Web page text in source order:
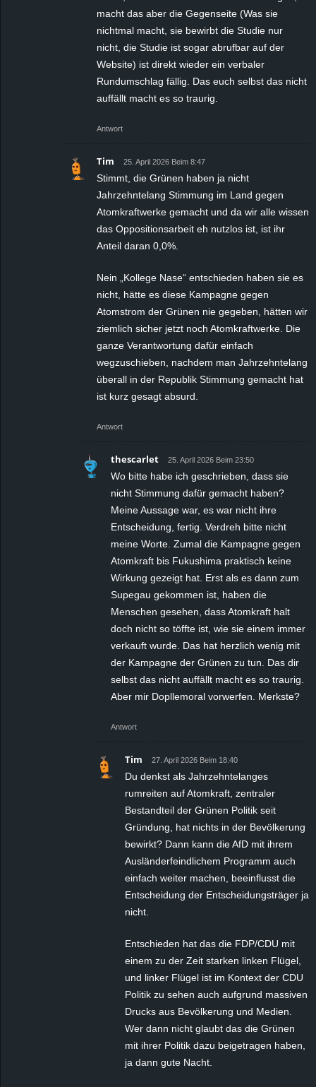
macht das aber die Gegenseite (Was sie
nichtmal macht, sie bewirbt die Studie nur
nicht, die Studie ist sogar abrufbar auf der
Website) ist direkt wieder ein verbaler
Rundumschlag fällig. Das euch selbst das nicht
auffällt macht es so traurig.
Antwort
Tim 25. April 2026 Beim 8:47
Stimmt, die Grünen haben ja nicht
Jahrzehntelang Stimmung im Land gegen
Atomkraftwerke gemacht und da wir alle wissen
das Oppositionsarbeit eh nutzlos ist, ist ihr
Anteil daran 0,0%.
Nein „Kollege Nase“ entschieden haben sie es
nicht, hätte es diese Kampagne gegen
Atomstrom der Grünen nie gegeben, hätten wir
ziemlich sicher jetzt noch Atomkraftwerke. Die
ganze Verantwortung dafür einfach
wegzuschieben, nachdem man Jahrzehntelang
überall in der Republik Stimmung gemacht hat
ist kurz gesagt absurd.
Antwort
thescarlet 25. April 2026 Beim 23:50
Wo bitte habe ich geschrieben, dass sie
nicht Stimmung dafür gemacht haben?
Meine Aussage war, es war nicht ihre
Entscheidung, fertig. Verdreh bitte nicht
meine Worte. Zumal die Kampagne gegen
Atomkraft bis Fukushima praktisch keine
Wirkung gezeigt hat. Erst als es dann zum
Supegau gekommen ist, haben die
Menschen gesehen, dass Atomkraft halt
doch nicht so töffte ist, wie sie einem immer
verkauft wurde. Das hat herzlich wenig mit
der Kampagne der Grünen zu tun. Das dir
selbst das nicht auffällt macht es so traurig.
Aber mir Dopllemoral vorwerfen. Merkste?
Antwort
Tim 27. April 2026 Beim 18:40
Du denkst als Jahrzehntelanges
rumreiten auf Atomkraft, zentraler
Bestandteil der Grünen Politik seit
Gründung, hat nichts in der Bevölkerung
bewirkt? Dann kann die AfD mit ihrem
Ausländerfeindlichem Programm auch
einfach weiter machen, beeinflusst die
Entscheidung der Entscheidungsträger ja
nicht.
Entschieden hat das die FDP/CDU mit
einem zu der Zeit starken linken Flügel,
und linker Flügel ist im Kontext der CDU
Politik zu sehen auch aufgrund massiven
Drucks aus Bevölkerung und Medien.
Wer dann nicht glaubt das die Grünen
mit ihrer Politik dazu beigetragen haben,
ja dann gute Nacht.